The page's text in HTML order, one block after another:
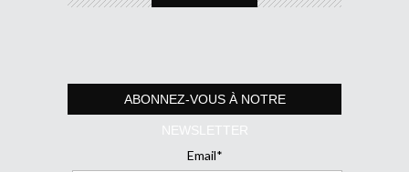
ABONNEZ-VOUS À NOTRE
NEWSLETTER
Email*